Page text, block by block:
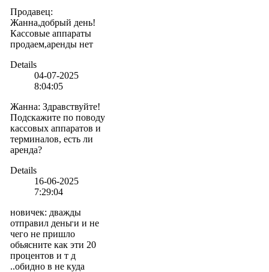
Продавец:
Жанна,добрый день!
Кассовые аппараты
продаем,аренды нет
Details
04-07-2025
8:04:05
Жанна: Здравствуйте!
Подскажите по поводу
кассовых аппаратов и
терминалов, есть ли
аренда?
Details
16-06-2025
7:29:04
новичек: дважды
отправил деньги и не
чего не пришло
обьясните как эти 20
процентов и т д
..обидно в не куда